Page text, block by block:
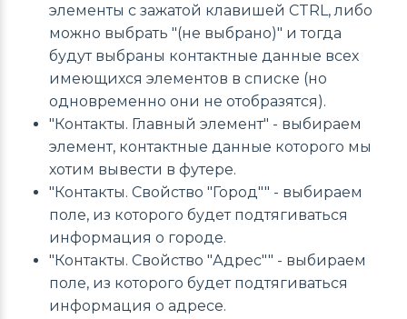
элементы с зажатой клавишей CTRL, либо
можно выбрать "(не выбрано)" и тогда
будут выбраны контактные данные всех
имеющихся элементов в списке (но
одновременно они не отобразятся).
"Контакты. Главный элемент" - выбираем
элемент, контактные данные которого мы
хотим вывести в футере.
"Контакты. Свойство "Город"" - выбираем
поле, из которого будет подтягиваться
информация о городе.
"Контакты. Свойство "Адрес"" - выбираем
поле, из которого будет подтягиваться
информация о адресе.